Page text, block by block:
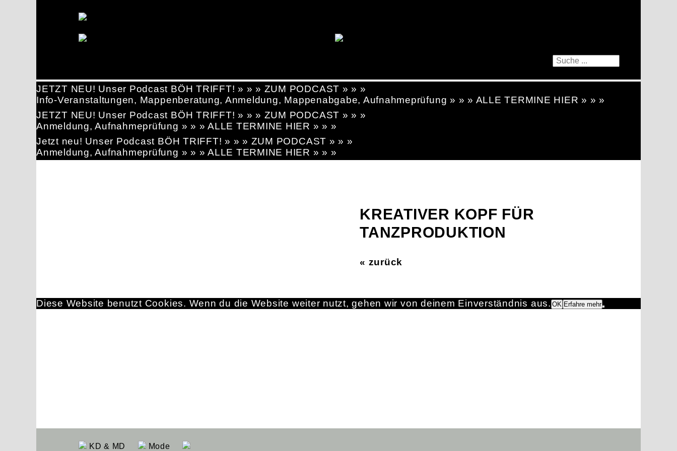
JETZT NEU! Unser Podcast BÖH TRIFFT! » » » ZUM PODCAST » » »
Info-Veranstaltungen, Mappenberatung, Anmeldung, Mappenabgabe, Aufnahmeprüfung » » » ALLE TERMINE HIER » » »
JETZT NEU! Unser Podcast BÖH TRIFFT! » » » ZUM PODCAST » » »
Anmeldung, Aufnahmeprüfung » » » ALLE TERMINE HIER » » »
Jetzt neu! Unser Podcast BÖH TRIFFT! » » » ZUM PODCAST » » »
Anmeldung, Aufnahmeprüfung » » » ALLE TERMINE HIER » » »
KREATIVER KOPF FÜR
TANZPRODUKTION
« zurück
KD & MD Mode
Diese Website benutzt Cookies. Wenn du die Website weiter nutzt, gehen wir von deinem Einverständnis aus. OK Erfahre mehr